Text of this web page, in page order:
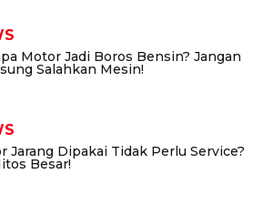
Motor Jadi Boros Bensin? Jangan
Salahkan Mesin!
Jarang Dipakai Tidak Perlu Service?
Besar!